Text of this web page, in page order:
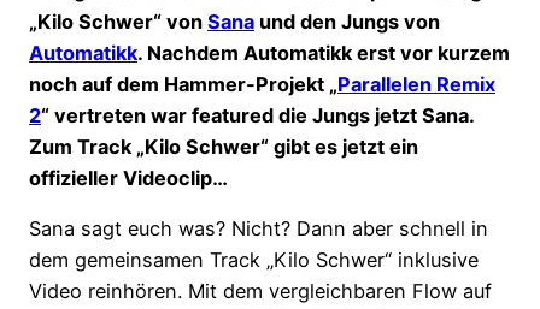
„Kilo Schwer“ von Sana und den Jungs von
Automatikk. Nachdem Automatikk erst vor kurzem
noch auf dem Hammer-Projekt „Parallelen Remix
2“ vertreten war featured die Jungs jetzt Sana.
Zum Track „Kilo Schwer“ gibt es jetzt ein
offizieller Videoclip…
Sana sagt euch was? Nicht? Dann aber schnell in
dem gemeinsamen Track „Kilo Schwer“ inklusive
Video reinhören. Mit dem vergleichbaren Flow auf